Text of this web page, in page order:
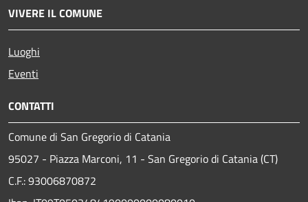
VIVERE IL COMUNE
Luoghi
Eventi
CONTATTI
Comune di San Gregorio di Catania
95027 - Piazza Marconi, 11 - San Gregorio di Catania (CT)
C.F.: 93006870872